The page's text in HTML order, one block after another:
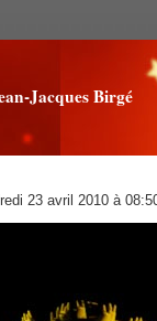
Jacques Birgé
23 avril 2010 à